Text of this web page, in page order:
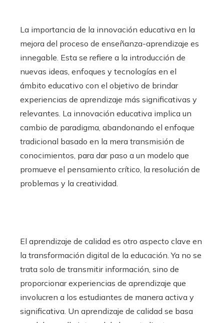
La importancia de la innovación educativa en la
mejora del proceso de enseñanza-aprendizaje es
innegable. Esta se refiere a la introducción de
nuevas ideas, enfoques y tecnologías en el
ámbito educativo con el objetivo de brindar
experiencias de aprendizaje más significativas y
relevantes. La innovación educativa implica un
cambio de paradigma, abandonando el enfoque
tradicional basado en la mera transmisión de
conocimientos, para dar paso a un modelo que
promueve el pensamiento crítico, la resolución de
problemas y la creatividad.
El aprendizaje de calidad es otro aspecto clave en
la transformación digital de la educación. Ya no se
trata solo de transmitir información, sino de
proporcionar experiencias de aprendizaje que
involucren a los estudiantes de manera activa y
significativa. Un aprendizaje de calidad se basa